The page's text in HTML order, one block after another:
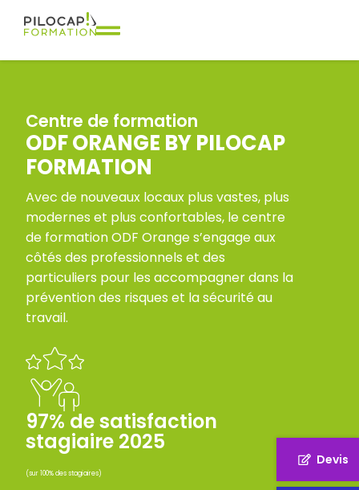
Devis
Centre de formation
ODF ORANGE BY PILOCAP
FORMATION
Avec de nouveaux locaux plus vastes, plus
modernes et plus confortables, le centre
de formation ODF Orange s’engage aux
côtés des professionnels et des
particuliers pour les accompagner dans la
prévention des risques et la sécurité au
travail.
97% de satisfaction
stagiaire 2025
(sur 100% des stagiaires)